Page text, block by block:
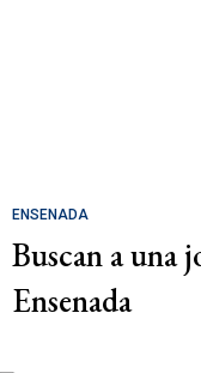
ENSENADA
Buscan a una
Ensenada